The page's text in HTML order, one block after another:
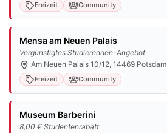
Freizeit Community
Mensa am Neuen Palais
Vergünstigtes Studierenden-Angebot
Am Neuen Palais 10/12, 14469 Potsdam
Freizeit Community
Museum Barberini
8,00 € Studentenrabatt